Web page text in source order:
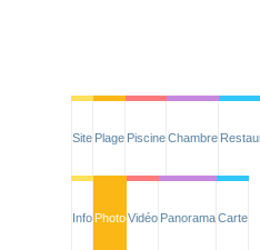
Site Plage PiscineChambre
Info PhotoVidéo PanoramaCarte